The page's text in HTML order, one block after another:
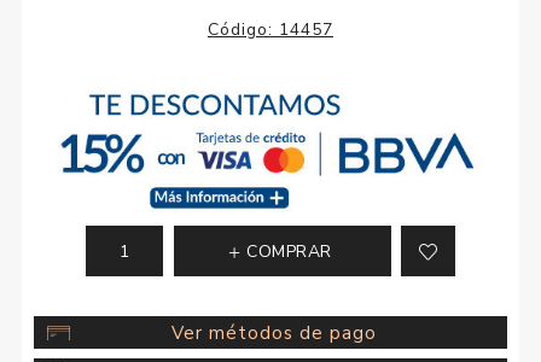
Código: 14457
COMPRAR
Ver métodos de pago